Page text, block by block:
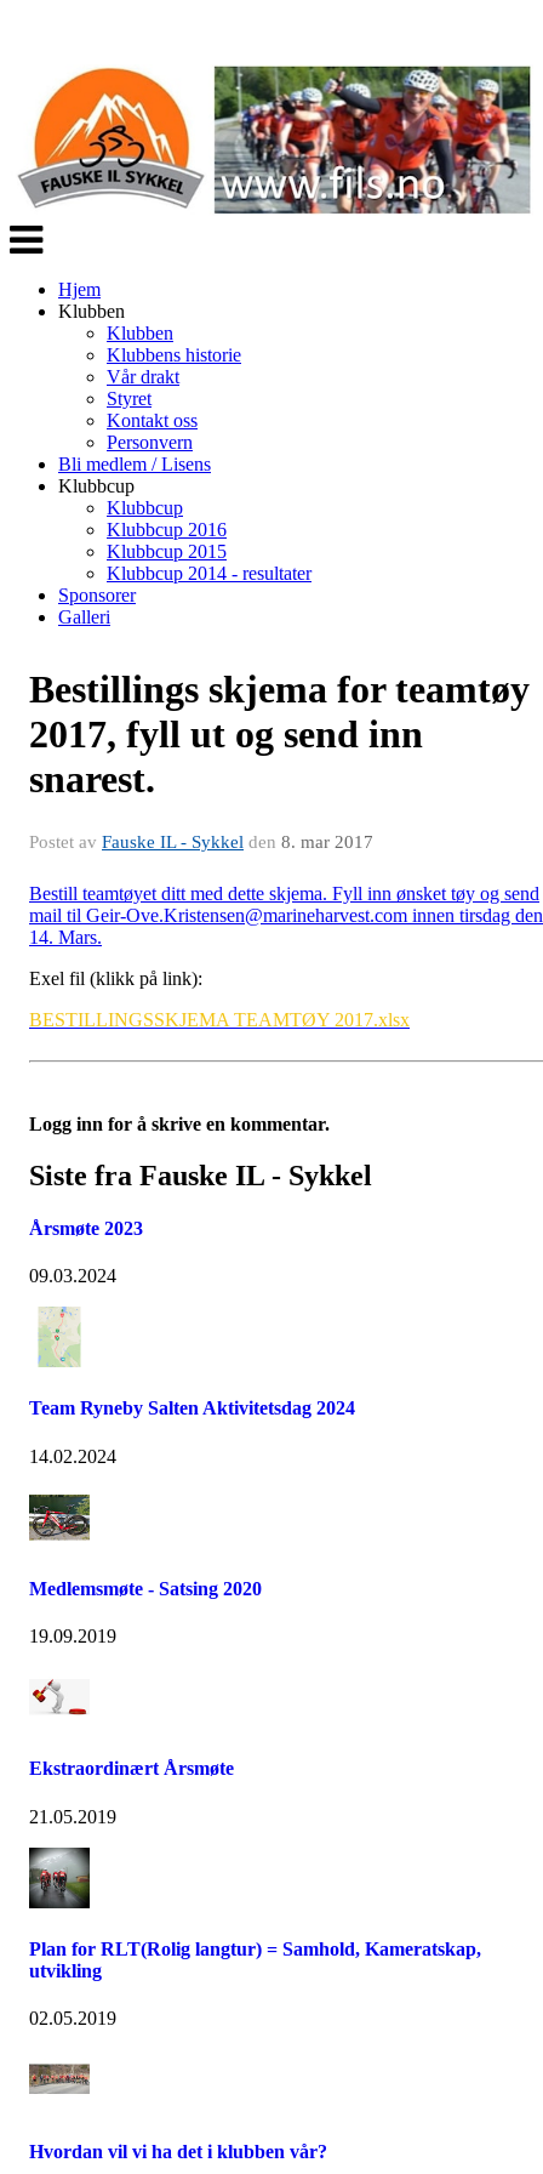
Veksle
navigasjon
Hjem
Klubben
Klubben
Klubbens historie
Vår drakt
Styret
Kontakt oss
Personvern
Bli medlem / Lisens
Klubbcup
Klubbcup
Klubbcup 2016
Klubbcup 2015
Klubbcup 2014 - resultater
Sponsorer
Galleri
Bestillings skjema for teamtøy
2017, fyll ut og send inn
snarest.
Postet av Fauske IL - Sykkel den 8. mar 2017
Bestill teamtøyet ditt med dette skjema. Fyll inn ønsket tøy og send
mail til Geir-Ove.Kristensen@marineharvest.com innen tirsdag den
14. Mars.
Exel fil (klikk på link):
BESTILLINGSSKJEMA TEAMTØY 2017.xlsx
Logg inn for å skrive en kommentar.
Siste fra Fauske IL - Sykkel
Årsmøte 2023
09.03.2024
Team Ryneby Salten Aktivitetsdag 2024
14.02.2024
Medlemsmøte - Satsing 2020
19.09.2019
Ekstraordinært Årsmøte
21.05.2019
Plan for RLT(Rolig langtur) = Samhold, Kameratskap,
utvikling
02.05.2019
Hvordan vil vi ha det i klubben vår?